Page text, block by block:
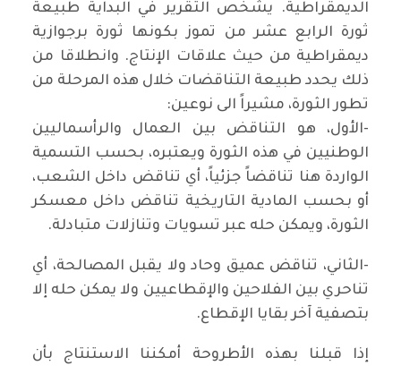
الديمقراطية. يشخص التقرير في البداية طبيعة
ثورة الرابع عشر من تموز بكونها ثورة برجوازية
ديمقراطية من حيث علاقات الإنتاج. وانطلاقا من
ذلك يحدد طبيعة التناقضات خلال هذه المرحلة من
تطور الثورة، مشيراً الى نوعين:
-الأول، هو التناقض بين العمال والرأسماليين
الوطنيين في هذه الثورة ويعتبره، بحسب التسمية
الواردة هنا تناقضاً جزئياً، أي تناقض داخل الشعب،
أو بحسب المادية التاريخية تناقض داخل معسكر
الثورة، ويمكن حله عبر تسويات وتنازلات متبادلة.
-الثاني، تناقض عميق وحاد ولا يقبل المصالحة، أي
تناحري بين الفلاحين والإقطاعيين ولا يمكن حله إلا
بتصفية آخر بقايا الإقطاع.
إذا قبلنا بهذه الأطروحة أمكننا الاستنتاج بأن